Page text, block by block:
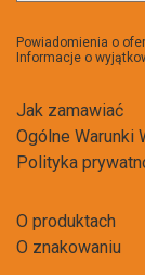
Powiadomienia o
Informacje o
Jak zamawiać
Ogólne Warunki
Polityka
O produktach
O znakowaniu